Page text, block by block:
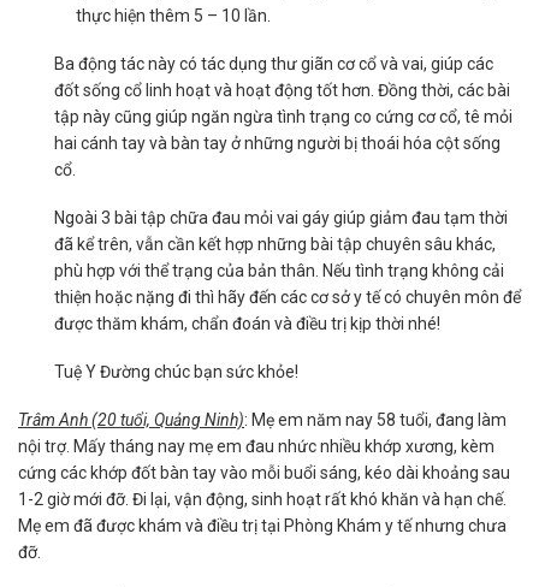
thực hiện thêm 5 – 10 lần.
Ba động tác này có tác dụng thư giãn cơ cổ và vai, giúp các
đốt sống cổ linh hoạt và hoạt động tốt hơn. Đồng thời, các bài
tập này cũng giúp ngăn ngừa tình trạng co cứng cơ cổ, tê mỏi
hai cánh tay và bàn tay ở những người bị thoái hóa cột sống
cổ.
Ngoài 3 bài tập chữa đau mỏi vai gáy giúp giảm đau tạm thời
đã kể trên, vẫn cần kết hợp những bài tập chuyên sâu khác,
phù hợp với thể trạng của bản thân. Nếu tình trạng không cải
thiện hoặc nặng đi thì hãy đến các cơ sở y tế có chuyên môn để
được thăm khám, chẩn đoán và điều trị kịp thời nhé!
Tuệ Y Đường chúc bạn sức khỏe!
Trâm Anh (20 tuổi, Quảng Ninh): Mẹ em năm nay 58 tuổi, đang làm
nội trợ. Mấy tháng nay mẹ em đau nhức nhiều khớp xương, kèm
cứng các khớp đốt bàn tay vào mỗi buổi sáng, kéo dài khoảng sau
1-2 giờ mới đỡ. Đi lại, vận động, sinh hoạt rất khó khăn và hạn chế.
Mẹ em đã được khám và điều trị tại Phòng Khám y tế nhưng chưa
đỡ.